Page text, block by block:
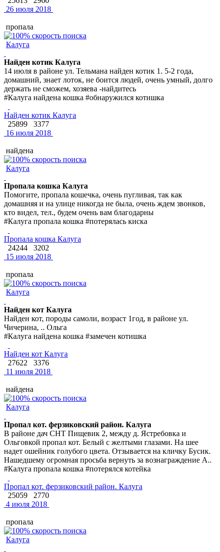
26 июля 2018
пропала
Калуга
Найден котик Калуга
14 июля в районе ул. Тельмана найден котик 1. 5-2 года,
домашний, знает лоток, не боится людей, очень умный, долго
держать не сможем, хозяева -найдитесь
#Калуга найдена кошка #обнаружился котишка
Найден котик Калуга
25899
3377
16 июля 2018
найдена
Калуга
Пропала кошка Калуга
Помогите, пропала кошечка, очень пугливая, так как
домашняя и на улице никогда не была, очень ждем звонков,
кто видел, тел., будем очень вам благодарны
#Калуга пропала кошка #потерялась киска
Пропала кошка Калуга
24244
3202
15 июля 2018
пропала
Калуга
Найден кот Калуга
Найден кот, породы самоли, возраст 1год, в районе ул.
Чичерина, .. Ольга
#Калуга найдена кошка #замечен котишка
Найден кот Калуга
27622
3376
11 июля 2018
найдена
Калуга
Пропал кот. ферзиковский район. Калуга
В районе дач СНТ Пищевик 2, между д. Ястребовка и
Ольговкой пропал кот. Белый с желтыми глазами. На шее
надет ошейник голубого цвета. Отзывается на кличку Бусик.
Нашедшему огромная просьба вернуть за вознаграждение А..
#Калуга пропала кошка #потерялся котейка
Пропал кот. ферзиковский район. Калуга
25059
2770
4 июля 2018
пропала
Калуга